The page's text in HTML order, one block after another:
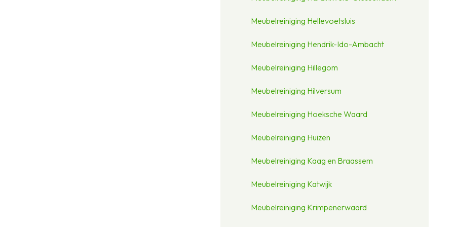
Meubelreiniging Hellevoetsluis
Meubelreiniging Hendrik-Ido-Ambacht
Meubelreiniging Hillegom
Meubelreiniging Hilversum
Meubelreiniging Hoeksche Waard
Meubelreiniging Huizen
Meubelreiniging Kaag en Braassem
Meubelreiniging Katwijk
Meubelreiniging Krimpenerwaard